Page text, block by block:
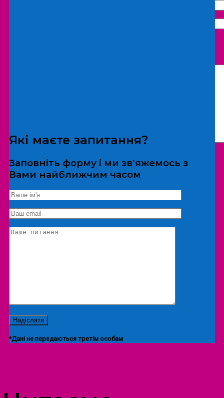
*Дані не передаються третім особам
Екскурсія/локація
Які маєте запитання?
Заповніть форму і ми зв'яжемось з
Вами найближчим часом
*Дані не передаються третім особам